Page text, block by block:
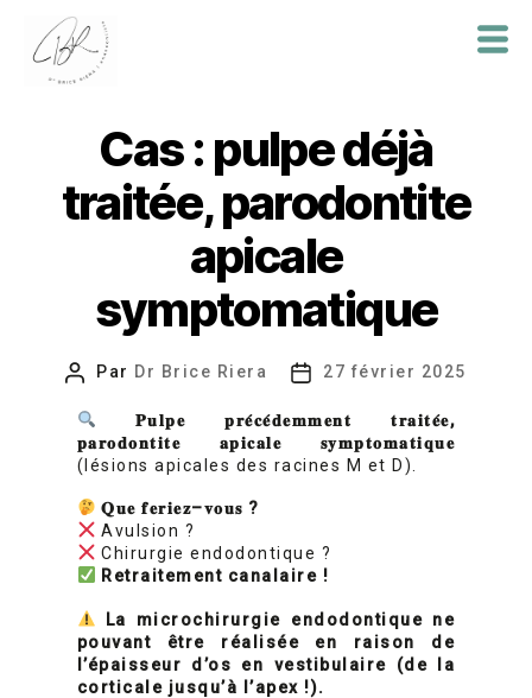
Cas : pulpe déjà
traitée, parodontite
apicale
symptomatique
Auteur
l’article
Par Dr Brice Riera
Date
l’article
27 février 2025
𝐏𝐮𝐥𝐩𝐞 𝐩𝐫𝐞𝐜𝐞𝐝𝐞𝐦𝐦𝐞𝐧𝐭 𝐭𝐫𝐚𝐢𝐭𝐞𝐞,
𝐩𝐚𝐫𝐨𝐝𝐨𝐧𝐭𝐢𝐭𝐞
𝐚𝐩𝐢𝐜𝐚𝐥𝐞
𝐬𝐲𝐦𝐩𝐭𝐨𝐦𝐚𝐭𝐢𝐪𝐮𝐞
(lésions apicales des racines M et D).
𝐐𝐮𝐞 𝐟𝐞𝐫𝐢𝐞𝐳–𝐯𝐨𝐮𝐬 ?
Avulsion ?
Chirurgie endodontique ?
Retraitement canalaire !
La microchirurgie endodontique ne
pouvant être réalisée en raison de
l’épaisseur d’os en vestibulaire (de la
corticale jusqu’à l’apex !).